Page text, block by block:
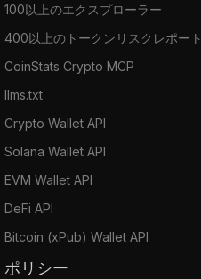
100以上のエクスプローラー
400以上のトークンリスクレポート
CoinStats Crypto MCP
llms.txt
Crypto Wallet API
Solana Wallet API
EVM Wallet API
DeFi API
Bitcoin (xPub) Wallet API
ポリシー